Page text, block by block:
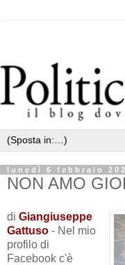
lunedì 6 febbraio
NON AMO
di Giangiuseppe
Gattuso - Nel mio
profilo di
Facebook c'è